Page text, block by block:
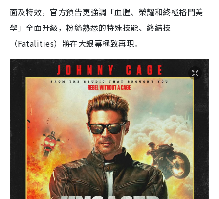
面及特效，官方預告更強調「血腥、榮耀和終極格鬥美
學」全面升級，粉絲熟悉的特殊技能、終結技
（Fatalities）將在大銀幕極致再現。